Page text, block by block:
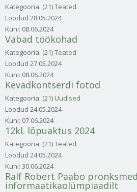
Kategooria: (21) Teated
Loodud 28.05.2024
Kuni: 08.06.2024
Vabad töökohad
Kategooria: (21) Teated
Loodud 27.05.2024
Kuni: 08.06.2024
Kevadkontserdi fotod
Kategooria: (21) Uudised
Loodud 24.05.2024
Kuni: 07.06.2024
12kl. lõpuaktus 2024
Kategooria: (21) Teated
Loodud 24.05.2024
Kuni: 30.06.2024
Ralf Robert Paabo
informaatikaolümpiaadilt